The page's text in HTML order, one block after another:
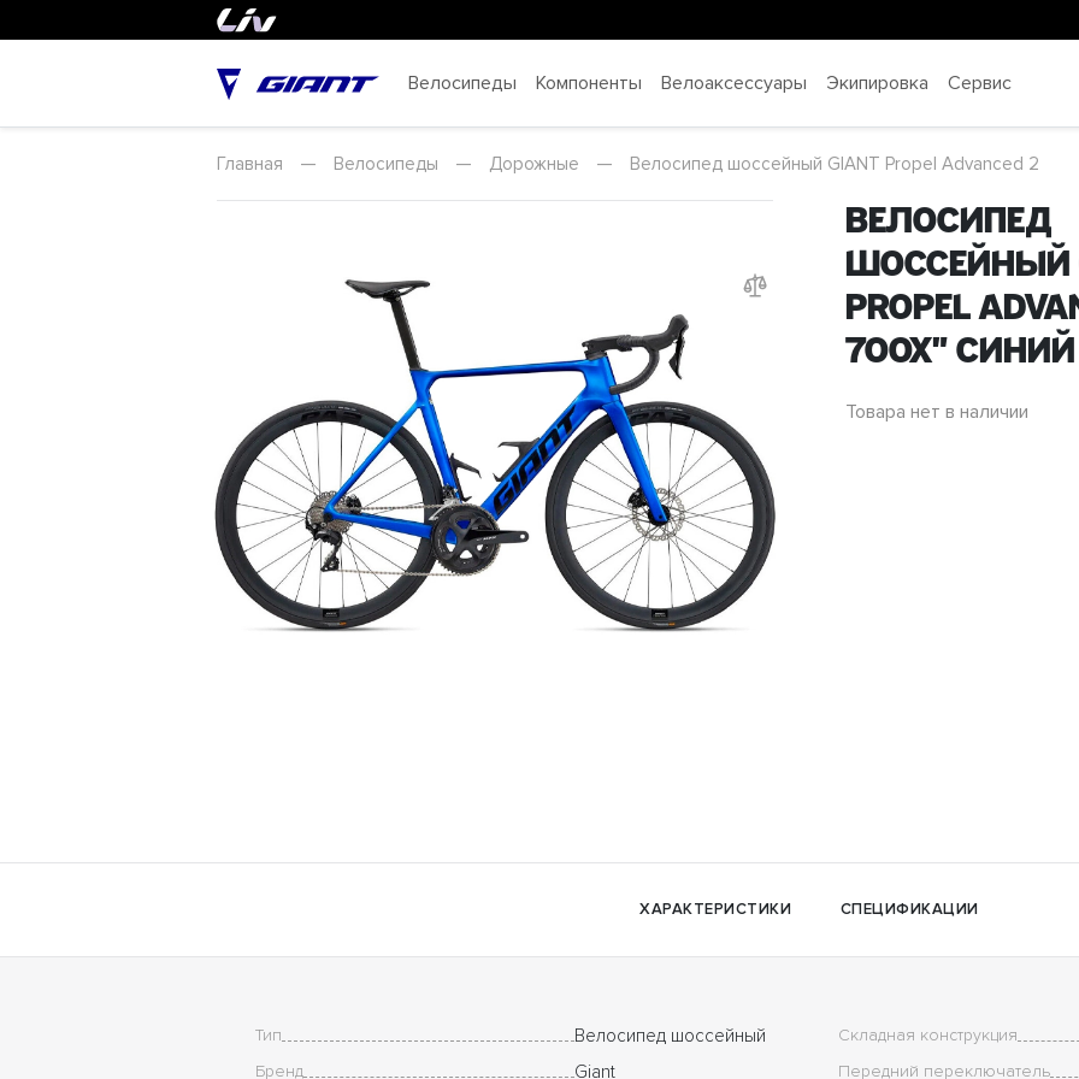
Велосипеды Компоненты Велоаксессуары Экипировка Сервис
Главная — Велосипеды — Дорожные — Велосипед шоссейный GIANT Propel Advanced 2
Велосипед
шоссейный
Propel
700x" Синий
Товара нет в наличии
ХАРАКТЕРИСТИКИ СПЕЦИФИКАЦИИ
Тип Велосипед шоссейный
Бренд Giant
Складная конструкция
Передний переключатель